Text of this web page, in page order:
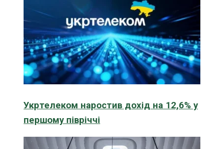
Укртелеком наростив дохід на 12,6% у
першому півріччі